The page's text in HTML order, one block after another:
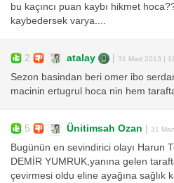
bu kaçıncı puan kaybı hikmet
kaybedersek varya....
2 atalay | 31 Mart 2013 |
Sezon basindan beri omer ibo
macinin ertugrul hoca nin hem
5 Ünitimsah Ozan | 31
Bugünün en sevindirici olayı Harun
DEMİR YUMRUK,yanına gelen
çevirmesi oldu eline ayağına sağlık